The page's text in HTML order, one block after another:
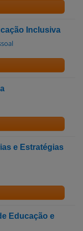
Inclusiva
e Estratégias
Educação e